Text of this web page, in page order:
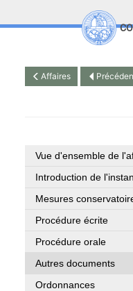
Affaires
Vue d'ensemble de
Introduction de
Mesures
Procédure écrite
Procédure orale
Autres documents
Ordonnances
Top Menu
Recherche sur le site